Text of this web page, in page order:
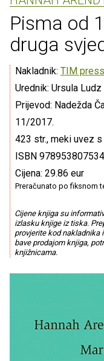
Pisma od
druga
Nakladnik: TIM press
Urednik: Ursula Ludz
Prijevod: Nadežda
11/2017.
423 str., meki uvez s
ISBN
Cijena: 29.86 eur
Preračunato po fiksnom
Cijene knjiga su
izlasku knjige iz tiska.
provjerite kod nakladnika
bave prodajom knjiga,
knjižnicama.